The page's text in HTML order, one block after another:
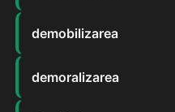
demobilizarea
demoralizarea